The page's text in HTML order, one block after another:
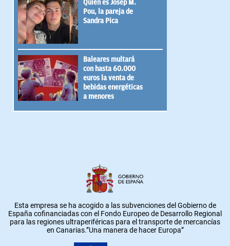
Quién es Josep M.
Pou, la pareja de
Sandra Pica
Baleares multará
con hasta 60.000
euros la venta de
bebidas energéticas
a menores
Esta empresa se ha acogido a las subvenciones del Gobierno de
España cofinanciadas con el Fondo Europeo de Desarrollo Regional
para las regiones ultraperiféricas para el transporte de mercancías
en Canarias.”Una manera de hacer Europa”